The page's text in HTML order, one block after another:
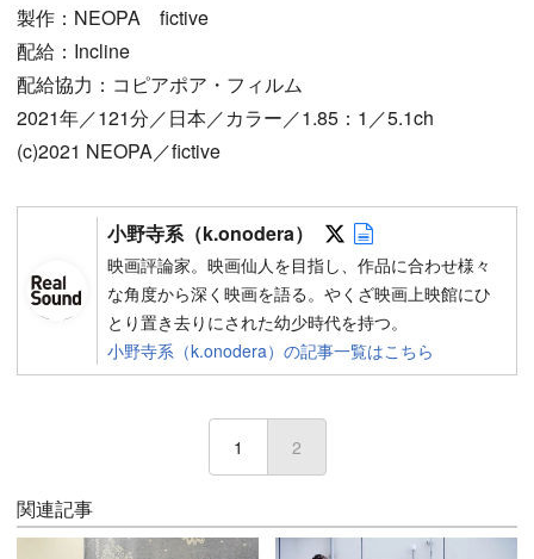
製作：NEOPA fictive
配給：Incline
配給協力：コピアポア・フィルム
2021年／121分／日本／カラー／1.85：1／5.1ch
(c)2021 NEOPA／fictive
小野寺系（k.onodera） Follow on SNS
映画評論家。映画仙人を目指し、作品に合わせ様々
な角度から深く映画を語る。やくざ映画上映館にひ
とり置き去りにされた幼少時代を持つ。
小野寺系（k.onodera）の記事一覧はこちら
1 2
関連記事